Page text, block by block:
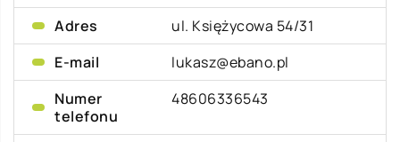
Adres
ul. Księżycowa 54/31
E-mail
lukasz@ebano.pl
Numer
telefonu
48606336543